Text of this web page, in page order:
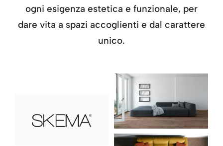
ogni esigenza estetica e funzionale, per
dare vita a spazi accoglienti e dal carattere
unico.